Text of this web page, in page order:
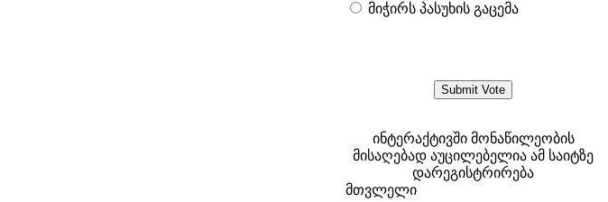
მიჭირს პასუხის გაცემა
ინტერაქტივში მონაწილეობის
მისაღებად აუცილებელია ამ საიტზე
დარეგისტრირება
მთვლელი